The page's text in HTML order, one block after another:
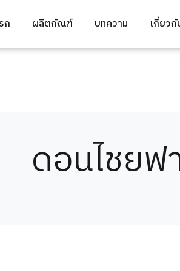
ก ผลิตภัณฑ์ บทความ เกี่ยวกั
ดอนไชยฟ